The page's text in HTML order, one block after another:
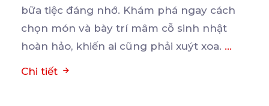
bữa tiệc đáng nhớ. Khám phá ngay cách
chọn món và bày trí mâm cỗ sinh nhật
hoàn hảo, khiến ai cũng phải xuýt xoa. ...
Chi tiết